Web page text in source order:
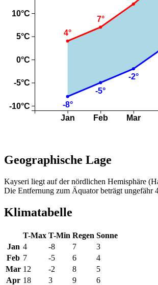
Geographische Lage
Kayseri liegt auf der nördlichen Hemisphäre
Die Entfernung zum Äquator beträgt ungefähr
Klimatabelle
T-Max T-Min Regen Sonne
Jan 4 -8 7
3
Feb 7 -5 6
4
Mar 12 -2 8
5
Apr 18 3 9
6